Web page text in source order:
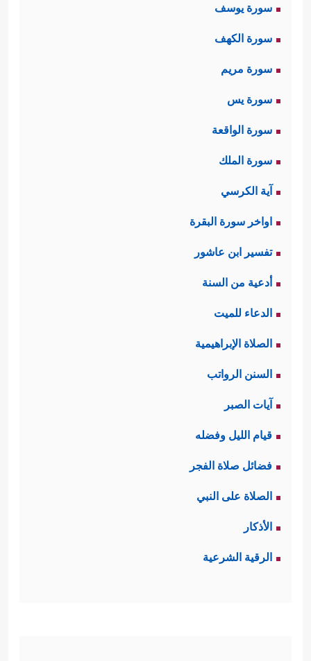
سورة يوسف
سورة الكهف
سورة مريم
سورة يس
سورة الواقعة
سورة الملك
آية الكرسي
اواخر سورة البقرة
تفسير ابن عاشور
أدعية من السنة
الدعاء للميت
الصلاة الإبراهيمية
السنن الرواتب
آيات الصبر
قيام الليل وفضله
فضائل صلاة الفجر
الصلاة على النبي
الأذكار
الرقية الشرعية